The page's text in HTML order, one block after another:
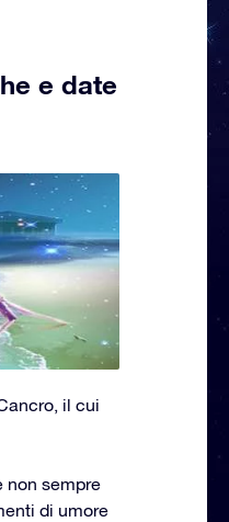
e date
il cui
non sempre
di umore